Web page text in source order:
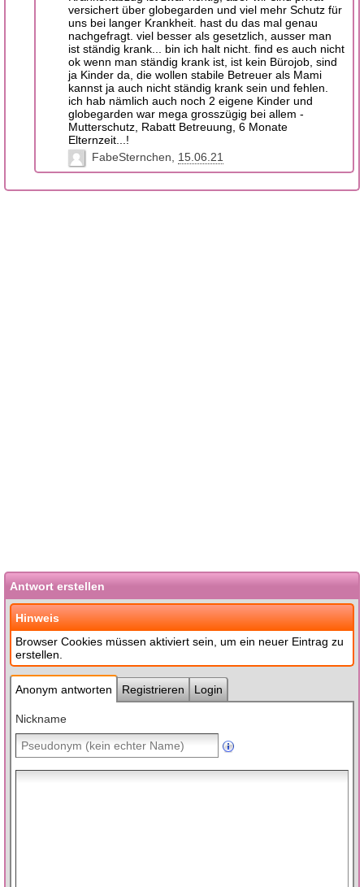
versichert über globegarden und viel mehr Schutz für
uns bei langer Krankheit. hast du das mal genau
nachgefragt. viel besser als gesetzlich, ausser man
ist ständig krank... bin ich halt nicht. find es auch nicht
ok wenn man ständig krank ist, ist kein Bürojob, sind
ja Kinder da, die wollen stabile Betreuer als Mami
kannst ja auch nicht ständig krank sein und fehlen.
ich hab nämlich auch noch 2 eigene Kinder und
globegarden war mega grosszügig bei allem -
Mutterschutz, Rabatt Betreuung, 6 Monate
Elternzeit...!
FabeSternchen
15.06.21
Antwort erstellen
Hinweis
Browser Cookies müssen aktiviert sein, um ein neuer Eintrag zu
erstellen.
Anonym antworten Registrieren Login
Nickname